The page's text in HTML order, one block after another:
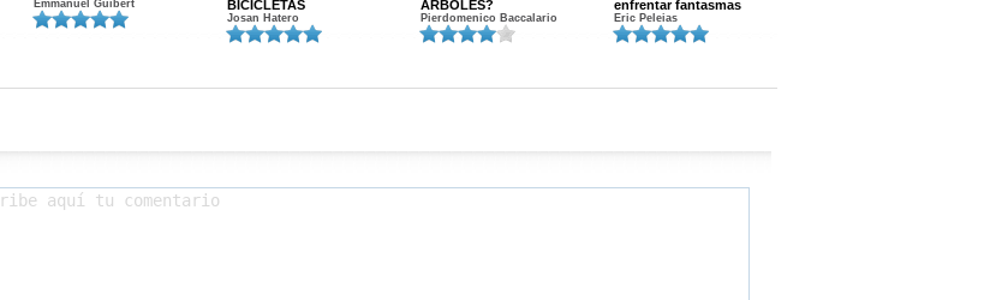
Emmanuel Guibert
BICICLETAS
Josan Hatero
ÁRBOLES?
Pierdomenico Baccalario
enfrentar fantasmas
Eric Peleias